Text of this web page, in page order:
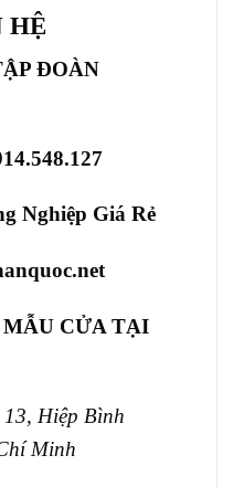
HỆ
ĐOÀN
Nghiệp Giá Rẻ
CỬA TẠI
Hiệp Bình
Minh